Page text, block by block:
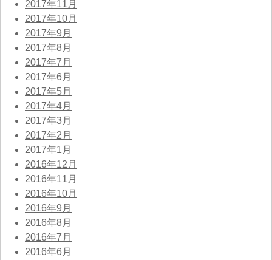
2017年11月
2017年10月
2017年9月
2017年8月
2017年7月
2017年6月
2017年5月
2017年4月
2017年3月
2017年2月
2017年1月
2016年12月
2016年11月
2016年10月
2016年9月
2016年8月
2016年7月
2016年6月